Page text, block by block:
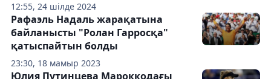
12:55, 24 шілде 2024
23:30, 18 мамыр 2023
Рафаэль Надаль жарақатына
байланысты "Ролан Гарросқа"
қатыспайтын болды
Юлия Путинцева Мароккодағы